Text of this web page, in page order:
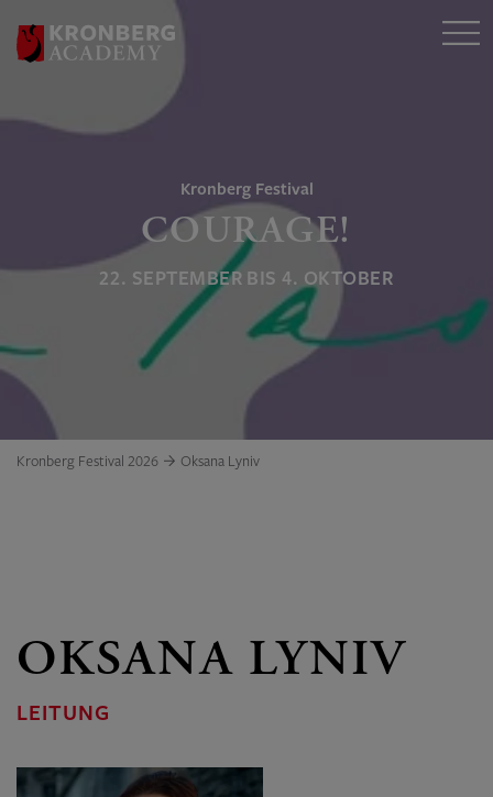
Kronberg Festival
COURAGE!
22. SEPTEMBER BIS 4. OKTOBER
Kronberg Festival 2026 Oksana Lyniv
OKSANA LYNIV
LEITUNG